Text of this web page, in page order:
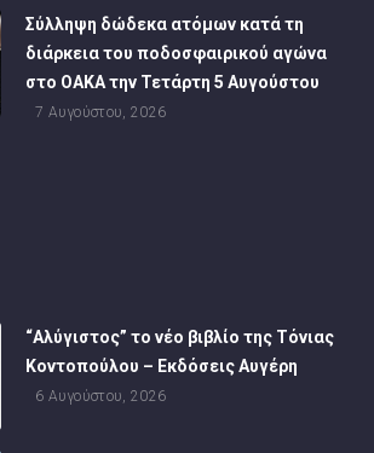
Σύλληψη δώδεκα ατόμων κατά τη
διάρκεια του ποδοσφαιρικού αγώνα
στο ΟΑΚΑ την Τετάρτη 5 Αυγούστου
7 Αυγούστου, 2026
“Αλύγιστος” το νέο βιβλίο της Τόνιας
Κοντοπούλου – Εκδόσεις Αυγέρη
6 Αυγούστου, 2026